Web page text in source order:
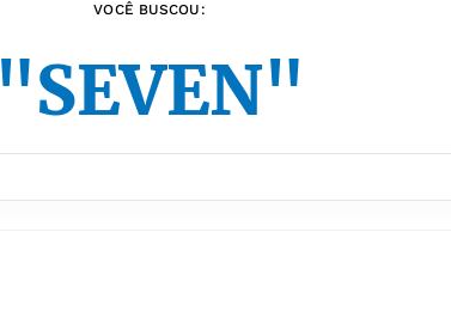
VOCÊ BUSCOU:
"SEVEN"